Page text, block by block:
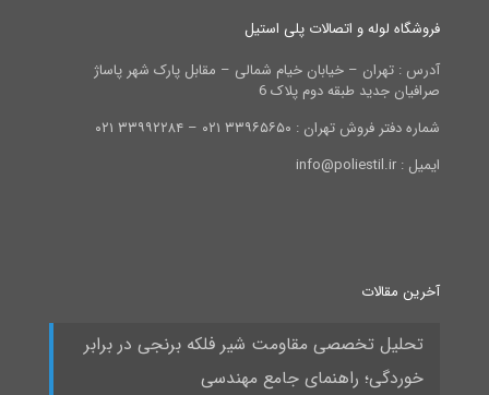
فروشگاه لوله و اتصالات پلی استیل
آدرس : تهران – خیابان خیام شمالی – مقابل پارک شهر پاساژ
صرافیان جدید طبقه دوم پلاک 6
شماره دفتر فروش تهران : ۳۳۹۶۵۶۵۰ ۰۲۱ – ۳۳۹۹۲۲۸۴ ۰۲۱
ایمیل : info@poliestil.ir
آخرین مقالات
تحلیل تخصصی مقاومت شیر فلکه برنجی در برابر
خوردگی؛ راهنمای جامع مهندسی